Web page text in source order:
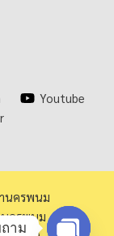
Youtube
นครพนม
ครพนม 48000
าม